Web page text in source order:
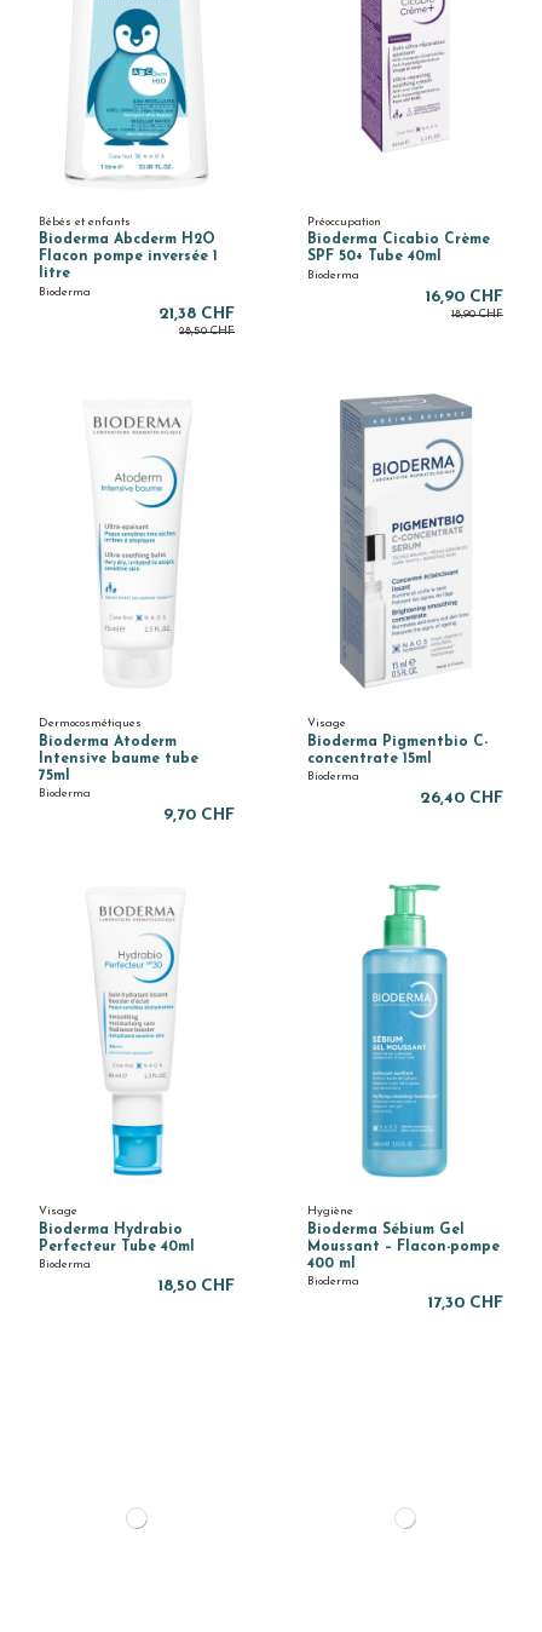
Bébés et enfants
Bioderma Abcderm H2O
Flacon pompe inversée 1
litre
Bioderma
21,38 CHF
28,50 CHF
Préoccupation
Bioderma Cicabio Crème
SPF 50+ Tube 40ml
Bioderma
16,90 CHF
18,90 CHF
Dermocosmétiques
Bioderma Atoderm
Intensive baume tube
75ml
Bioderma
9,70 CHF
Visage
Bioderma Pigmentbio C-
concentrate 15ml
Bioderma
26,40 CHF
Visage
Bioderma Hydrabio
Perfecteur Tube 40ml
Bioderma
18,50 CHF
Hygiène
Bioderma Sébium Gel
Moussant – Flacon-pompe
400 ml
Bioderma
17,30 CHF